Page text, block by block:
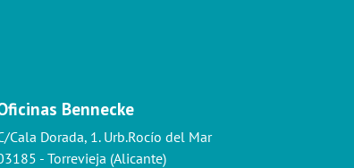
Bennecke
Cala Dorada, 1. Urb.Rocío del Mar
- Torrevieja (Alicante)